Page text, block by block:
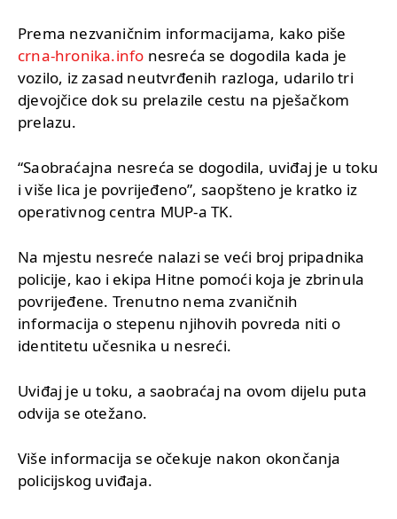
Prema nezvaničnim informacijama, kako piše
crna-hronika.info nesreća se dogodila kada je
vozilo, iz zasad neutvrđenih razloga, udarilo tri
djevojčice dok su prelazile cestu na pješačkom
prelazu.
“Saobraćajna nesreća se dogodila, uviđaj je u toku
i više lica je povrijeđeno”, saopšteno je kratko iz
operativnog centra MUP-a TK.
Na mjestu nesreće nalazi se veći broj pripadnika
policije, kao i ekipa Hitne pomoći koja je zbrinula
povrijeđene. Trenutno nema zvaničnih
informacija o stepenu njihovih povreda niti o
identitetu učesnika u nesreći.
Uviđaj je u toku, a saobraćaj na ovom dijelu puta
odvija se otežano.
Više informacija se očekuje nakon okončanja
policijskog uviđaja.